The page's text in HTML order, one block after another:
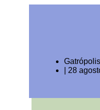
Gatrópolis
28